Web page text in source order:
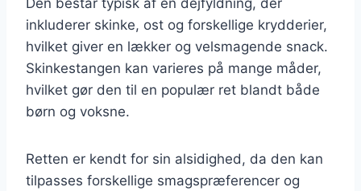
inkluderer skinke, ost og forskellige krydderier,
hvilket giver en lækker og velsmagende snack.
Skinkestangen kan varieres på mange måder,
hvilket gør den til en populær ret blandt både
børn og voksne.
Retten er kendt for sin alsidighed, da den kan
tilpasses forskellige smagspræferencer og